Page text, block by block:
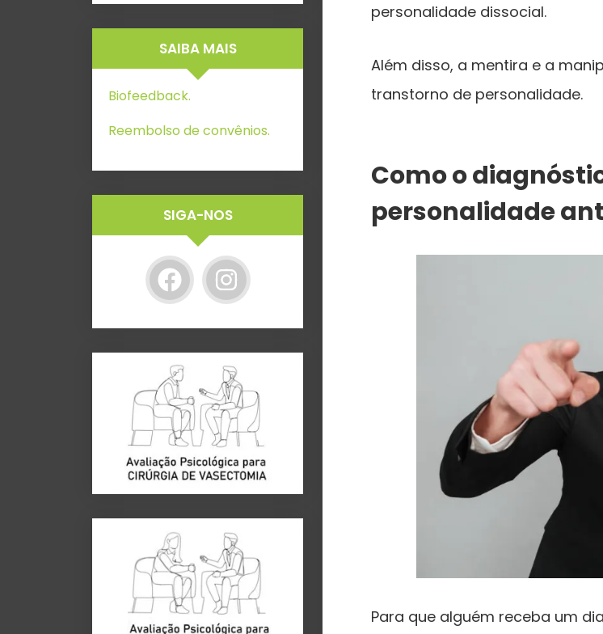
personalidade dissocial.
Além disso, a mentira e a
transtorno de personalidade.
Como o
personalidade
Para que alguém receba um
SAIBA MAIS
Biofeedback.
Reembolso de convênios.
SIGA-NOS